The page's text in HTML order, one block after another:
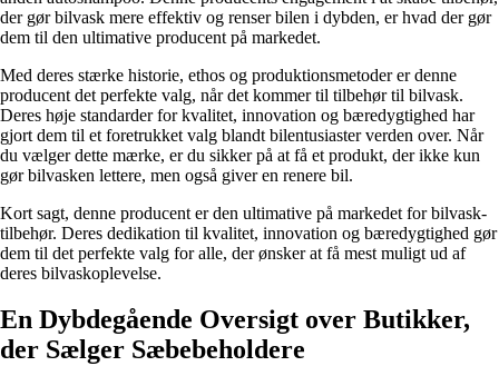
der gør bilvask mere effektiv og renser bilen i dybden, er hvad der gør
dem til den ultimative producent på markedet.
Med deres stærke historie, ethos og produktionsmetoder er denne
producent det perfekte valg, når det kommer til tilbehør til bilvask.
Deres høje standarder for kvalitet, innovation og bæredygtighed har
gjort dem til et foretrukket valg blandt bilentusiaster verden over. Når
du vælger dette mærke, er du sikker på at få et produkt, der ikke kun
gør bilvasken lettere, men også giver en renere bil.
Kort sagt, denne producent er den ultimative på markedet for bilvask-
tilbehør. Deres dedikation til kvalitet, innovation og bæredygtighed gør
dem til det perfekte valg for alle, der ønsker at få mest muligt ud af
deres bilvaskoplevelse.
En Dybdegående Oversigt over Butikker,
der Sælger Sæbebeholdere